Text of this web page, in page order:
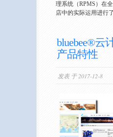
理系统（RPMS）在
店中的实际运用进行
bluebee®云
产品特性
发表 于 2017-12-8